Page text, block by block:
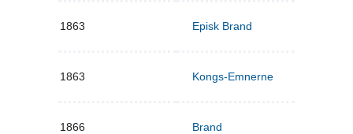
1863 Episk Brand
1863 Kongs-Emnerne
1866 Brand